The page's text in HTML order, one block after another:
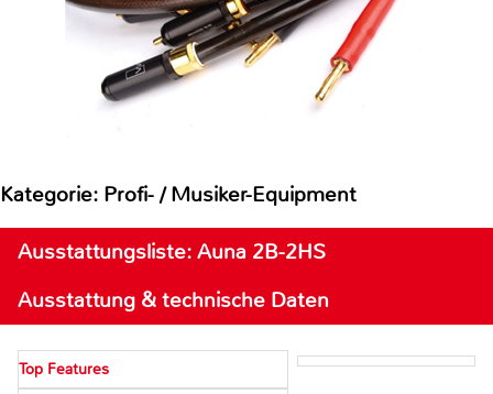
Kategorie: Profi- / Musiker-Equipment
Ausstattungsliste: Auna 2B-2HS
Ausstattung & technische Daten
Top Features